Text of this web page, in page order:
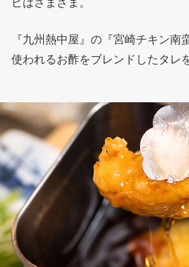
『九州熱中屋』の『宮崎チキン南
使われるお酢をブレンドしたタレ